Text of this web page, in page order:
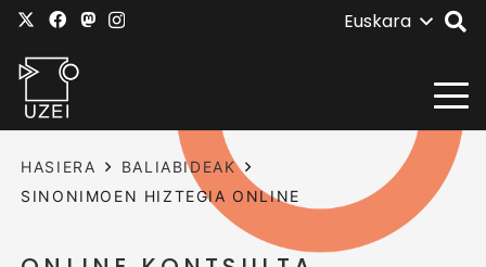
Euskara
HASIERA
BALIABIDEAK
SINONIMOEN HIZTEGIA ONLINE